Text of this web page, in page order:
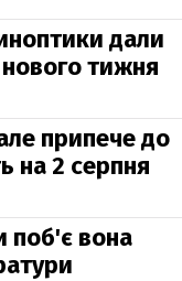
дали
тижня
припече до
на 2 серпня
поб'є вона